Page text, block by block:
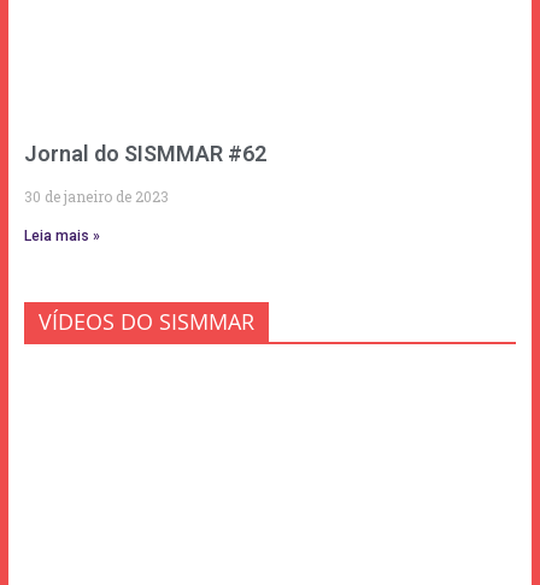
Jornal do SISMMAR #62
30 de janeiro de 2023
Leia mais »
VÍDEOS DO SISMMAR